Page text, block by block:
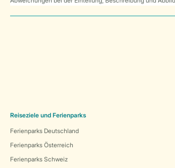
Reiseziele und Ferienparks
Ferienparks Deutschland
Ferienparks Österreich
Ferienparks Schweiz